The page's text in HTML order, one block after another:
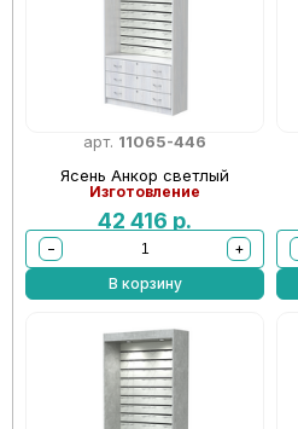
арт. 11065-446
Ясень Анкор светлый
Изготовление
42 416 р.
−
+
В корзину